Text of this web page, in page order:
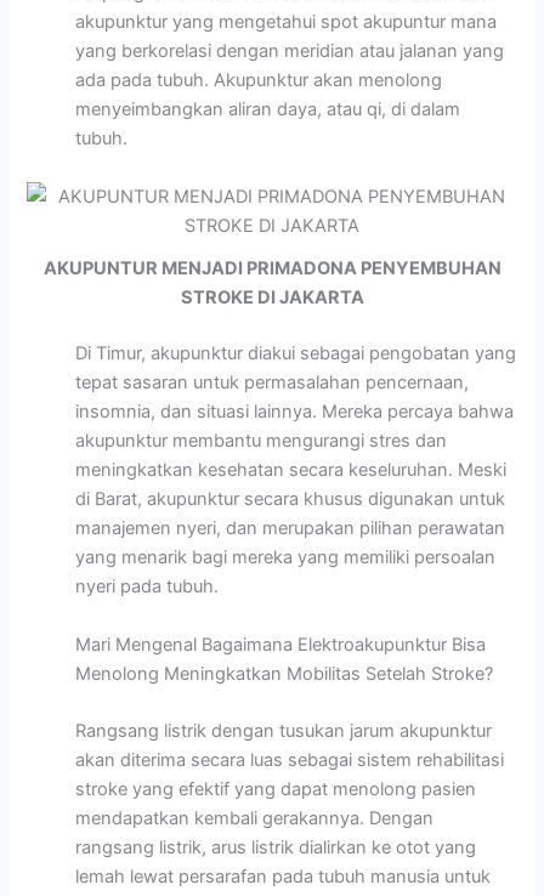
akupunktur yang mengetahui spot akupuntur mana
yang berkorelasi dengan meridian atau jalanan yang
ada pada tubuh. Akupunktur akan menolong
menyeimbangkan aliran daya, atau qi, di dalam
tubuh.
AKUPUNTUR MENJADI PRIMADONA PENYEMBUHAN
STROKE DI JAKARTA
Di Timur, akupunktur diakui sebagai pengobatan yang
tepat sasaran untuk permasalahan pencernaan,
insomnia, dan situasi lainnya. Mereka percaya bahwa
akupunktur membantu mengurangi stres dan
meningkatkan kesehatan secara keseluruhan. Meski
di Barat, akupunktur secara khusus digunakan untuk
manajemen nyeri, dan merupakan pilihan perawatan
yang menarik bagi mereka yang memiliki persoalan
nyeri pada tubuh.
Mari Mengenal Bagaimana Elektroakupunktur Bisa
Menolong Meningkatkan Mobilitas Setelah Stroke?
Rangsang listrik dengan tusukan jarum akupunktur
akan diterima secara luas sebagai sistem rehabilitasi
stroke yang efektif yang dapat menolong pasien
mendapatkan kembali gerakannya. Dengan
rangsang listrik, arus listrik dialirkan ke otot yang
lemah lewat persarafan pada tubuh manusia untuk